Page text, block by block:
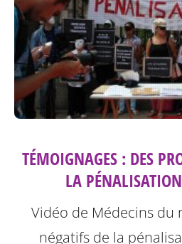
TÉMOIGNAGES : DES
LA
Vidéo de Médecins du
négatifs de la